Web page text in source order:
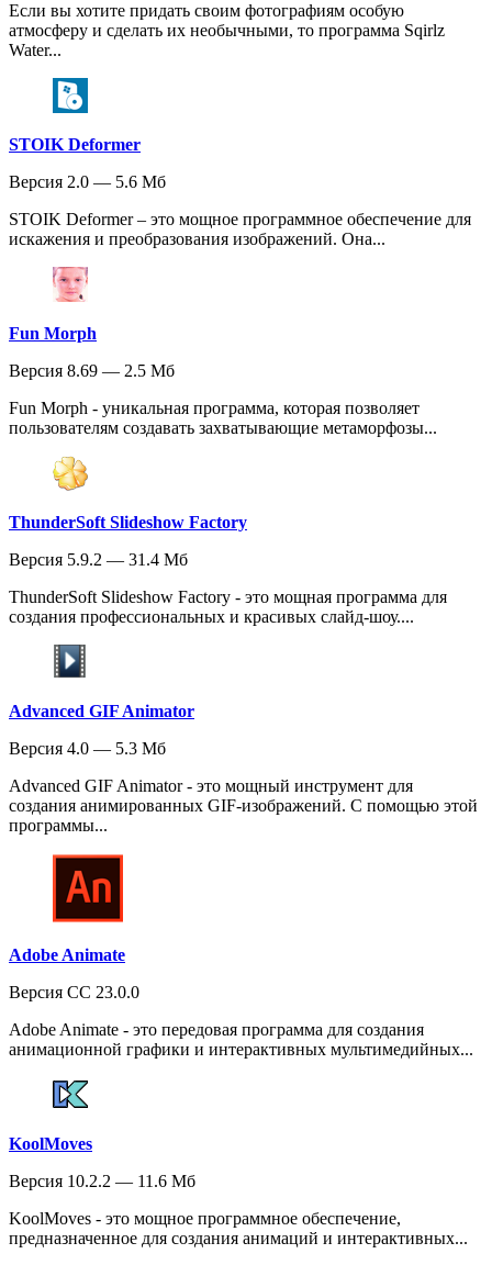
Если вы хотите придать своим фотографиям особую
атмосферу и сделать их необычными, то программа Sqirlz
Water...
STOIK Deformer
Версия 2.0 — 5.6 Мб
STOIK Deformer – это мощное программное обеспечение для
искажения и преобразования изображений. Она...
Fun Morph
Версия 8.69 — 2.5 Мб
Fun Morph - уникальная программа, которая позволяет
пользователям создавать захватывающие метаморфозы...
ThunderSoft Slideshow Factory
Версия 5.9.2 — 31.4 Мб
ThunderSoft Slideshow Factory - это мощная программа для
создания профессиональных и красивых слайд-шоу....
Advanced GIF Animator
Версия 4.0 — 5.3 Мб
Advanced GIF Animator - это мощный инструмент для
создания анимированных GIF-изображений. С помощью этой
программы...
Adobe Animate
Версия CC 23.0.0
Adobe Animate - это передовая программа для создания
анимационной графики и интерактивных мультимедийных...
KoolMoves
Версия 10.2.2 — 11.6 Мб
KoolMoves - это мощное программное обеспечение,
предназначенное для создания анимаций и интерактивных...